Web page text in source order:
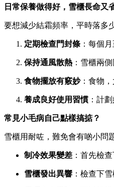
日常保養做得好，雪櫃長命又
要想減少結霜頻率，平時落多
定期檢查門封條 ：每個
保持通風散熱 ：雪櫃兩
食物擺放有竅妙：食物
養成良好使用習慣：計
常見小毛病自己點樣搞掂？
雪櫃用耐咗，難免會有啲小問
制冷效果變差 ：首先檢
雪櫃發出異響 ：檢查下